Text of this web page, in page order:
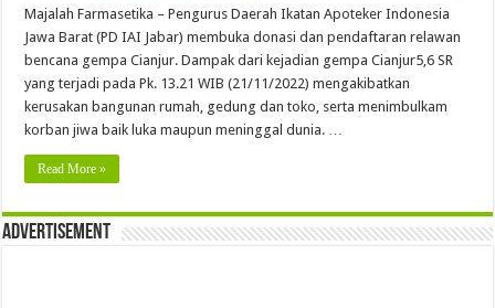
Majalah Farmasetika – Pengurus Daerah Ikatan Apoteker Indonesia
Jawa Barat (PD IAI Jabar) membuka donasi dan pendaftaran relawan
bencana gempa Cianjur. Dampak dari kejadian gempa Cianjur5,6 SR
yang terjadi pada Pk. 13.21 WIB (21/11/2022) mengakibatkan
kerusakan bangunan rumah, gedung dan toko, serta menimbulkam
korban jiwa baik luka maupun meninggal dunia. …
Read More »
Advertisement